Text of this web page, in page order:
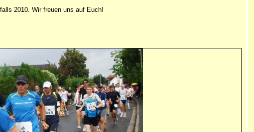
2010. Wir freuen uns auf Euch!